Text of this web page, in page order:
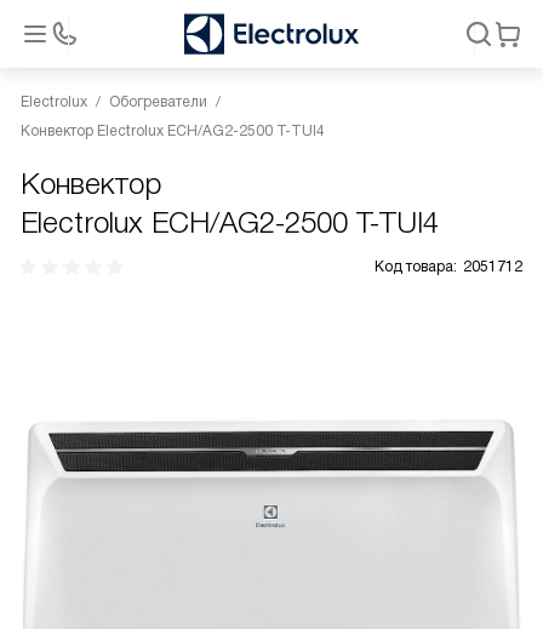
Electrolux
Обогреватели
Конвектор Electrolux ECH/AG2-2500 T-TUI4
Конвектор
Electrolux ECH/AG2-2500 T-TUI4
Код товара: 2051712